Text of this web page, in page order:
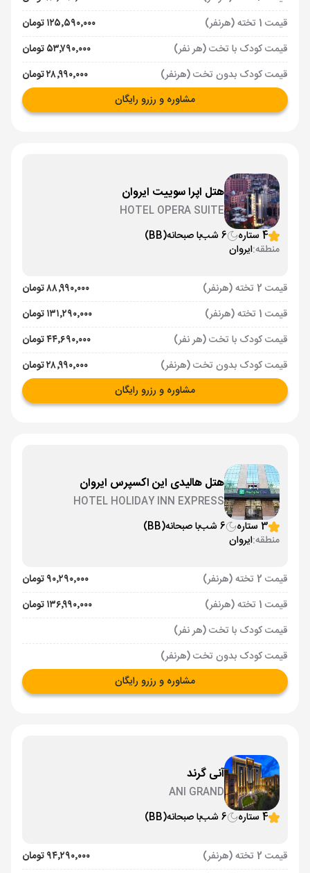
قیمت 1 تخته (هرنفر)
۱۲۵٬۵۹۰٬۰۰۰ تومان
قیمت کودک با تخت (هر نفر)
۵۳٬۷۹۰٬۰۰۰ تومان
قیمت کودک بدون تخت (هرنفر)
۲۸٬۹۹۰٬۰۰۰ تومان
مشاوره و رزرو رایگان
هتل اپرا سوییت ایروان
HOTEL OPERA SUITE
4 ستاره
6 شب با صبحانه(BB)
منطقه:ایروان
قیمت 2 تخته (هرنفر)
۸۸٬۹۹۰٬۰۰۰ تومان
قیمت 1 تخته (هرنفر)
۱۳۱٬۲۹۰٬۰۰۰ تومان
قیمت کودک با تخت (هر نفر)
۴۴٬۶۹۰٬۰۰۰ تومان
قیمت کودک بدون تخت (هرنفر)
۲۸٬۹۹۰٬۰۰۰ تومان
مشاوره و رزرو رایگان
هتل هالیدی این اکسپرس ایروان
HOTEL HOLIDAY INN EXPRESS
3 ستاره
6 شب با صبحانه(BB)
منطقه:ایروان
قیمت 2 تخته (هرنفر)
۹۰٬۲۹۰٬۰۰۰ تومان
قیمت 1 تخته (هرنفر)
۱۳۶٬۹۹۰٬۰۰۰ تومان
قیمت کودک با تخت (هر نفر)
قیمت کودک بدون تخت (هرنفر)
مشاوره و رزرو رایگان
آنی گرند
ANI GRAND
4 ستاره
6 شب با صبحانه(BB)
قیمت 2 تخته (هرنفر)
۹۴٬۲۹۰٬۰۰۰ تومان